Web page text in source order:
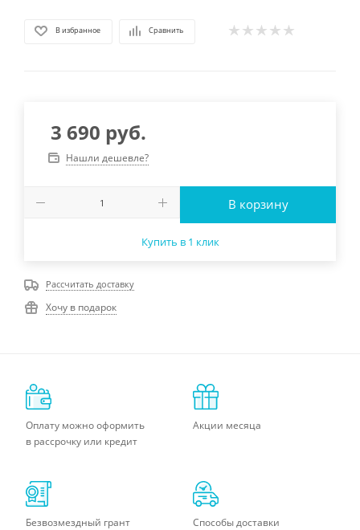
В избранное Сравнить
3 690 руб.
Нашли дешевле?
В корзину
Купить в 1 клик
Рассчитать доставку
Хочу в подарок
Оплату можно оформить
в рассрочку или кредит
Акции месяца
Безвозмездный грант
Способы доставки